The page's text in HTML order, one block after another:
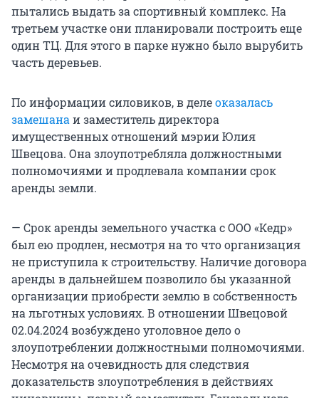
пытались выдать за спортивный комплекс. На
третьем участке они планировали построить еще
один ТЦ. Для этого в парке нужно было вырубить
часть деревьев.
По информации силовиков, в делеоказалась
замешана и заместитель директора
имущественных отношений мэрии Юлия
Швецова. Она злоупотребляла должностными
полномочиями и продлевала компании срок
аренды земли.
— Срок аренды земельного участка с ООО «Кедр»
был ею продлен, несмотря на то что организация
не приступила к строительству. Наличие договора
аренды в дальнейшем позволило бы указанной
организации приобрести землю в собственность
на льготных условиях. В отношении Швецовой
02.04.2024 возбуждено уголовное дело о
злоупотреблении должностными полномочиями.
Несмотря на очевидность для следствия
доказательств злоупотребления в действиях